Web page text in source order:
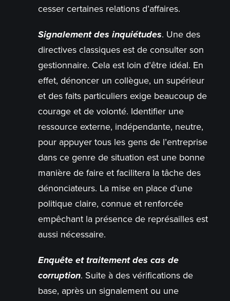
cesser certaines relations d’affaires.
Signalement des inquiétudes. Une des
directives classiques est de consulter son
gestionnaire. Cela est loin d’être idéal. En
effet, dénoncer un collègue, un supérieur
et des faits particuliers exige beaucoup de
courage et de volonté. Identifier une
ressource externe, indépendante, neutre,
pour appuyer tous les gens de l’entreprise
dans ce genre de situation est une bonne
manière de faire et facilitera la tâche des
dénonciateurs. La mise en place d’une
politique claire, connue et renforcée
empêchant la présence de représailles est
aussi nécessaire.
Enquête et traitement des cas de
corruption. Suite à des vérifications de
base, après un signalement ou une